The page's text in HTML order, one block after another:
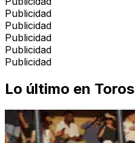
Publicidad
Publicidad
Publicidad
Publicidad
Publicidad
Lo último en Toros